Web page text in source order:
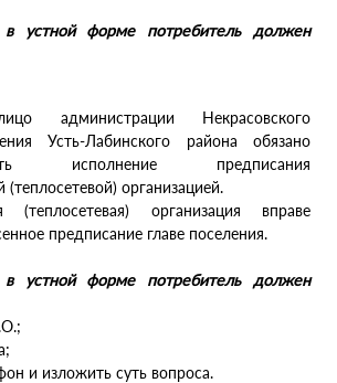
устной форме потребитель должен
администрации Некрасовского
Усть-Лабинского района обязано
исполнение предписания
организацией.
(теплосетевая) организация вправе
предписание главе поселения.
устной форме потребитель должен
и изложить суть вопроса.